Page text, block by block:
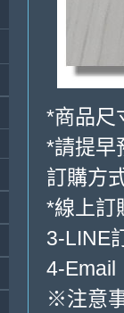
*商品尺
*請提早
訂購方
*線上訂
3-LINE
4-Email
※注意